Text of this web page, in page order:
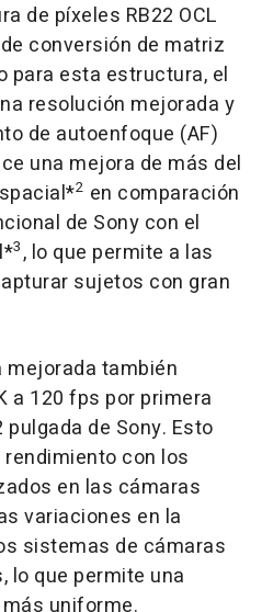
de píxeles RB22 OCL
conversión de matriz
para esta estructura, el
resolución mejorada y
de autoenfoque (AF)
una mejora de más del
2 en comparación
de Sony con el
3, lo que permite a las
sujetos con gran
mejorada también
a 120 fps por primera
de Sony. Esto
con los
en las cámaras
variaciones en la
sistemas de cámaras
lo que permite una
uniforme.